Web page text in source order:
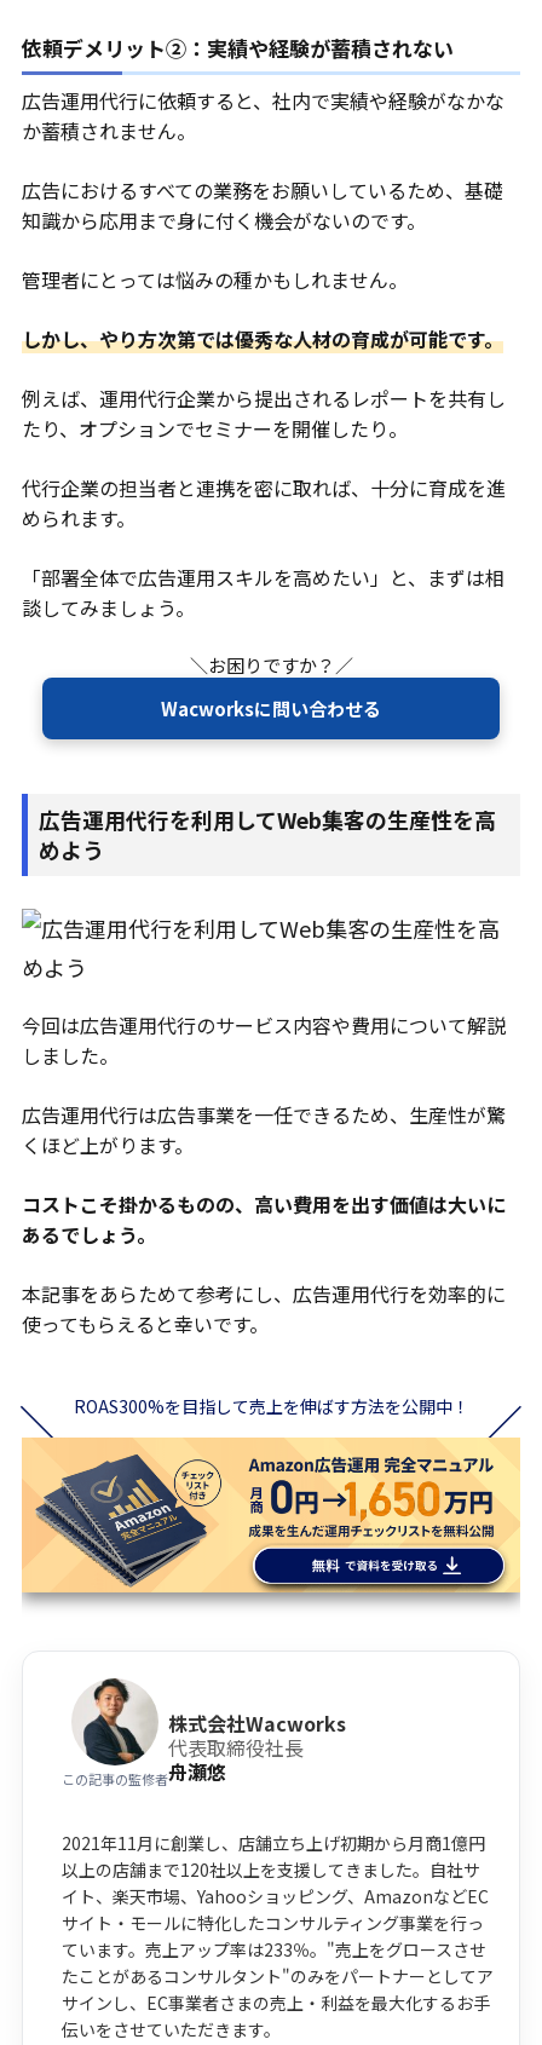
依頼デメリット②：実績や経験が蓄積されない
広告運用代行に依頼すると、社内で実績や経験がなかな
か蓄積されません。
広告におけるすべての業務をお願いしているため、基礎
知識から応用まで身に付く機会がないのです。
管理者にとっては悩みの種かもしれません。
しかし、やり方次第では優秀な人材の育成が可能です。
例えば、運用代行企業から提出されるレポートを共有し
たり、オプションでセミナーを開催したり。
代行企業の担当者と連携を密に取れば、十分に育成を進
められます。
「部署全体で広告運用スキルを高めたい」と、まずは相
談してみましょう。
＼お困りですか？／
Wacworksに問い合わせる
広告運用代行を利用してWeb集客の生産性を高
めよう
今回は広告運用代行のサービス内容や費用について解説
しました。
広告運用代行は広告事業を一任できるため、生産性が驚
くほど上がります。
コストこそ掛かるものの、高い費用を出す価値は大いに
あるでしょう。
本記事をあらためて参考にし、広告運用代行を効率的に
使ってもらえると幸いです。
ROAS300%を目指して売上を伸ばす方法を公開中！
この記事の監修者
株式会社Wacworks
代表取締役社長
舟瀬悠
2021年11月に創業し、店舗立ち上げ初期から月商1億円
以上の店舗まで120社以上を支援してきました。自社サ
イト、楽天市場、Yahooショッピング、AmazonなどEC
サイト・モールに特化したコンサルティング事業を行っ
ています。売上アップ率は233％。"売上をグロースさせ
たことがあるコンサルタント"のみをパートナーとしてア
サインし、EC事業者さまの売上・利益を最大化するお手
伝いをさせていただきます。